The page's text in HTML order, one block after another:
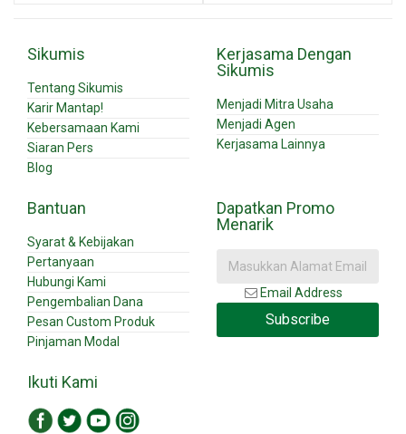
Sikumis
Tentang Sikumis
Karir Mantap!
Kebersamaan Kami
Siaran Pers
Blog
Kerjasama Dengan
Sikumis
Menjadi Mitra Usaha
Menjadi Agen
Kerjasama Lainnya
Bantuan
Syarat & Kebijakan
Pertanyaan
Hubungi Kami
Pengembalian Dana
Pesan Custom Produk
Pinjaman Modal
Dapatkan Promo
Menarik
Email Address
Subscribe
Ikuti Kami